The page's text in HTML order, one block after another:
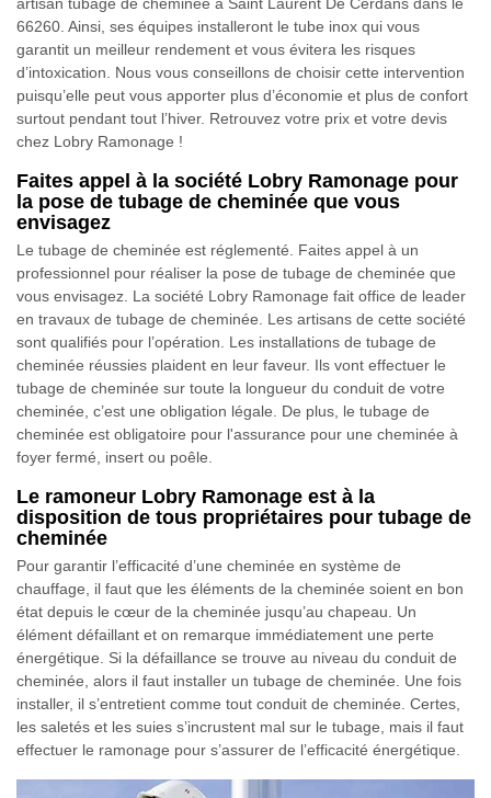
artisan tubage de cheminée à Saint Laurent De Cerdans dans le
66260. Ainsi, ses équipes installeront le tube inox qui vous
garantit un meilleur rendement et vous évitera les risques
d’intoxication. Nous vous conseillons de choisir cette intervention
puisqu’elle peut vous apporter plus d’économie et plus de confort
surtout pendant tout l’hiver. Retrouvez votre prix et votre devis
chez Lobry Ramonage !
Faites appel à la société Lobry Ramonage pour
la pose de tubage de cheminée que vous
envisagez
Le tubage de cheminée est réglementé. Faites appel à un
professionnel pour réaliser la pose de tubage de cheminée que
vous envisagez. La société Lobry Ramonage fait office de leader
en travaux de tubage de cheminée. Les artisans de cette société
sont qualifiés pour l’opération. Les installations de tubage de
cheminée réussies plaident en leur faveur. Ils vont effectuer le
tubage de cheminée sur toute la longueur du conduit de votre
cheminée, c’est une obligation légale. De plus, le tubage de
cheminée est obligatoire pour l'assurance pour une cheminée à
foyer fermé, insert ou poêle.
Le ramoneur Lobry Ramonage est à la
disposition de tous propriétaires pour tubage de
cheminée
Pour garantir l’efficacité d’une cheminée en système de
chauffage, il faut que les éléments de la cheminée soient en bon
état depuis le cœur de la cheminée jusqu’au chapeau. Un
élément défaillant et on remarque immédiatement une perte
énergétique. Si la défaillance se trouve au niveau du conduit de
cheminée, alors il faut installer un tubage de cheminée. Une fois
installer, il s’entretient comme tout conduit de cheminée. Certes,
les saletés et les suies s’incrustent mal sur le tubage, mais il faut
effectuer le ramonage pour s’assurer de l’efficacité énergétique.